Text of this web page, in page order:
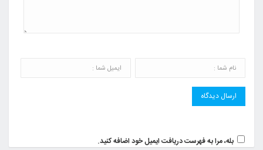
بله، مرا به فهرست دریافت ایمیل خود اضافه کنید.